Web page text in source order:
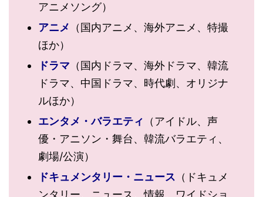
アニメソング）
アニメ （国内アニメ、海外アニメ、特撮
ほか）
ドラマ （国内ドラマ、海外ドラマ、韓流
ドラマ、中国ドラマ、時代劇、オリジナ
ルほか）
エンタメ・バラエティ （アイドル、声
優・アニソン・舞台、韓流バラエティ、
劇場/公演）
ドキュメンタリー・ニュース （ドキュメ
ンタリー、ニュース、情報、ワイドショ